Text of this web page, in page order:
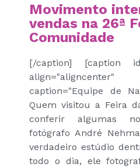
Movimento
vendas na 26ª
Comunidade
[/caption] [caption
caption="Equipe de
Quem visitou a Feira
conferir algumas
fotógrafo André
verdadeiro estúdio
todo o dia, ele